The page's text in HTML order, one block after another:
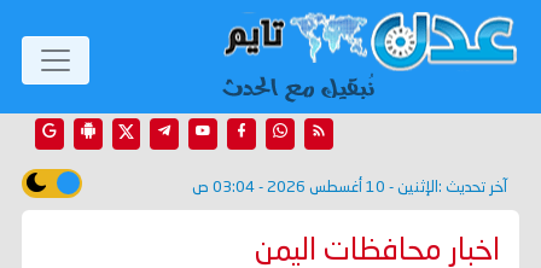
آخر تحديث : الإثنين - 10 أغسطس 2026 - 03:04 ص
اخبار محافظات اليمن